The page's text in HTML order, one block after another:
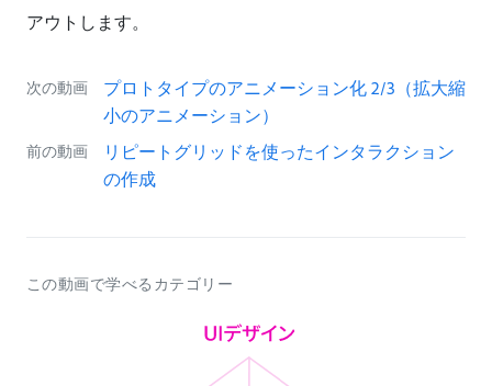
アウトします。
次の動画
プロトタイプのアニメーション化 2/3（拡大縮
小のアニメーション）
前の動画
リピートグリッドを使ったインタラクション
の作成
この動画で学べるカテゴリー